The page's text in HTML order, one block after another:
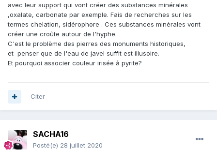
avec leur support qui vont créer des substances minérales
,oxalate, carbonate par exemple. Fais de recherches sur les
termes chelation, sidérophore . Ces substances minérales vont
créer une croûte autour de l'hyphe.
C'est le problème des pierres des monuments historiques,
et penser que de l'eau de javel suffit est illusoire.
Et pourquoi associer couleur irisée à pyrite?
Citer
SACHA16
Posté(e) 28 juillet 2020